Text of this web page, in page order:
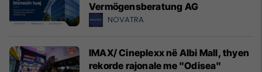
Vermögensberatung AG
NOVATRA
IMAX/ Cineplexx në Albi Mall, thyen
rekorde rajonale me "Odisea"